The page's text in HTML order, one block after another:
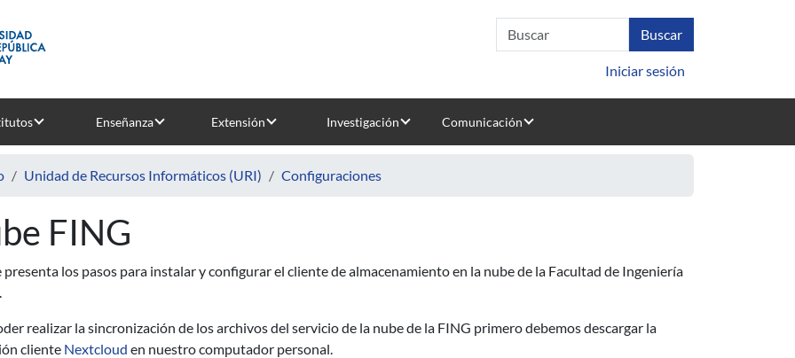
Iniciar sesión
Enseñanza Extensión Investigación Comunicación
Unidad de Recursos Informáticos (URI) Configuraciones
FING
presenta los pasos para instalar y configurar el cliente de almacenamiento en la nube de la Facultad de Ingeniería
realizar la sincronización de los archivos del servicio de la nube de la FING primero debemos descargar la
cliente Nextcloud en nuestro computador personal.